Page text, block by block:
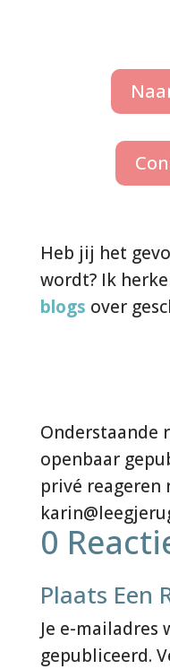
Heb jij het
wordt? Ik
blogs over
0
Plaats Een
Je e-mailadres
gepubliceerd.